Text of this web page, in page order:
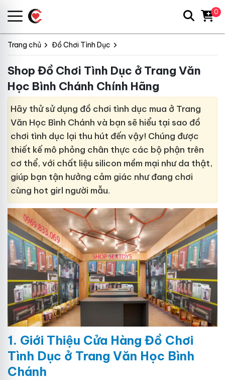
Trang chủ Đồ Chơi Tình Dục
Shop Đồ Chơi Tình Dục ở Trang Văn
Học Bình Chánh Chính Hãng
Hãy thử sử dụng đồ chơi tình dục mua ở Trang
Văn Học Bình Chánh và bạn sẽ hiểu tại sao đồ
chơi tình dục lại thu hút đến vậy! Chúng được
thiết kế mô phỏng chân thực các bộ phận trên
cơ thể, với chất liệu silicon mềm mại như da thật,
giúp bạn tận hưởng cảm giác như đang chơi
cùng hot girl người mẫu.
1. Giới Thiệu Cửa Hàng Đồ Chơi
Tình Dục ở Trang Văn Học Bình
Chánh
0